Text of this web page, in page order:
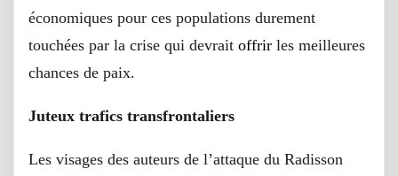
économiques pour ces populations durement
touchées par la crise qui devrait offrir les meilleures
chances de paix.
Juteux trafics transfrontaliers
Les visages des auteurs de l’attaque du Radisson